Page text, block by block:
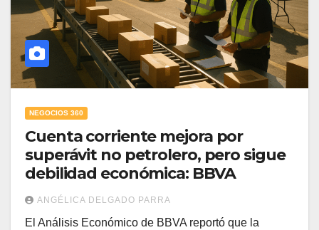
NEGOCIOS 360
Cuenta corriente mejora por
superávit no petrolero, pero sigue
debilidad económica: BBVA
ANGÉLICA DELGADO PARRA
El Análisis Económico de BBVA reportó que la